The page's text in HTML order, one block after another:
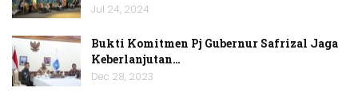
Jul 24, 2024
Bukti Komitmen Pj Gubernur Safrizal Jaga
Keberlanjutan…
Dec 28, 2023